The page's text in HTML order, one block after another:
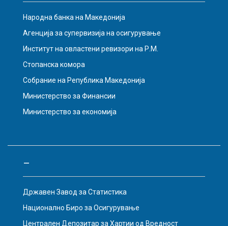
Народна банка на Македонија
Агенција за супервизија на осигурување
Институт на овластени ревизори на Р.М.
Стопанска комора
Собрание на Република Македонија
Министерство за Финансии
Министерство за економија
–
Државен Завод за Статистика
Национално Биро за Осигурување
Централен Депозитар за Хартии од Вредност